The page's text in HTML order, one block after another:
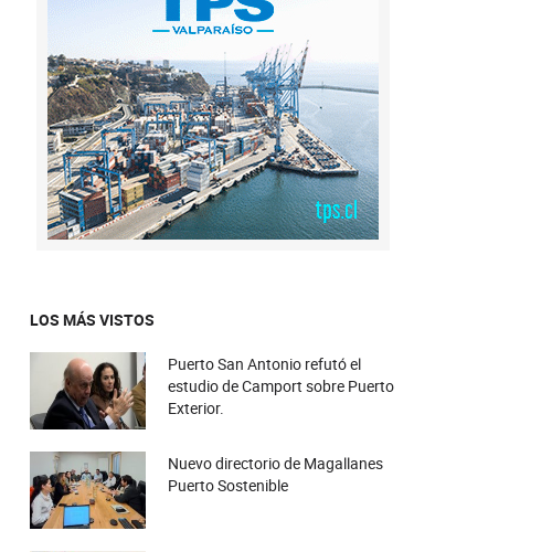
LOS MÁS VISTOS
Puerto San Antonio refutó el
estudio de Camport sobre Puerto
Exterior.
Nuevo directorio de Magallanes
Puerto Sostenible